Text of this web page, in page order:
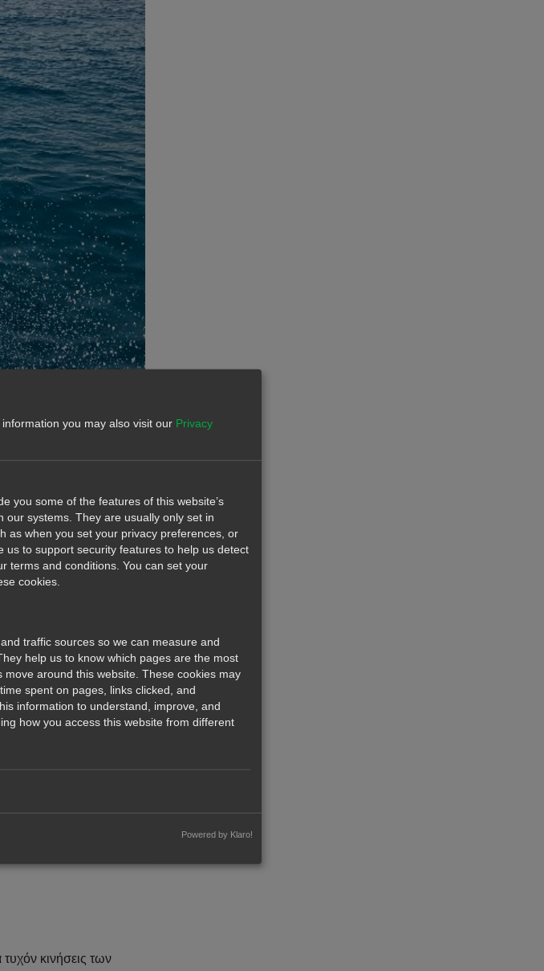
την εγκατάσταση
Λεμεσού.
και θα
για να είναι ορατός
μόνιμα με κίτρινο
ιδιαίτερα κατά τις
κινήσεις των
you may also visit our Privacy
you some of the features of this website’s
our systems. They are usually only set in
as when you set your privacy preferences, or
us to support security features to help us detect
terms and conditions. You can set your
cookies.
traffic sources so we can measure and
help us to know which pages are the most
around this website. These cookies may
spent on pages, links clicked, and
information to understand, improve, and
how you access this website from different
Powered by Klaro!